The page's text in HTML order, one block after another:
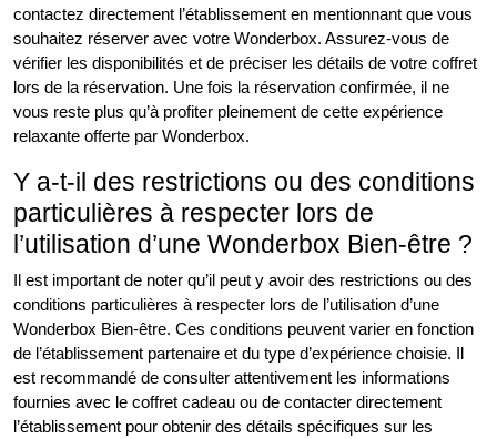
contactez directement l’établissement en mentionnant que vous
souhaitez réserver avec votre Wonderbox. Assurez-vous de
vérifier les disponibilités et de préciser les détails de votre coffret
lors de la réservation. Une fois la réservation confirmée, il ne
vous reste plus qu’à profiter pleinement de cette expérience
relaxante offerte par Wonderbox.
Y a-t-il des restrictions ou des conditions
particulières à respecter lors de
l’utilisation d’une Wonderbox Bien-être ?
Il est important de noter qu’il peut y avoir des restrictions ou des
conditions particulières à respecter lors de l’utilisation d’une
Wonderbox Bien-être. Ces conditions peuvent varier en fonction
de l’établissement partenaire et du type d’expérience choisie. Il
est recommandé de consulter attentivement les informations
fournies avec le coffret cadeau ou de contacter directement
l’établissement pour obtenir des détails spécifiques sur les